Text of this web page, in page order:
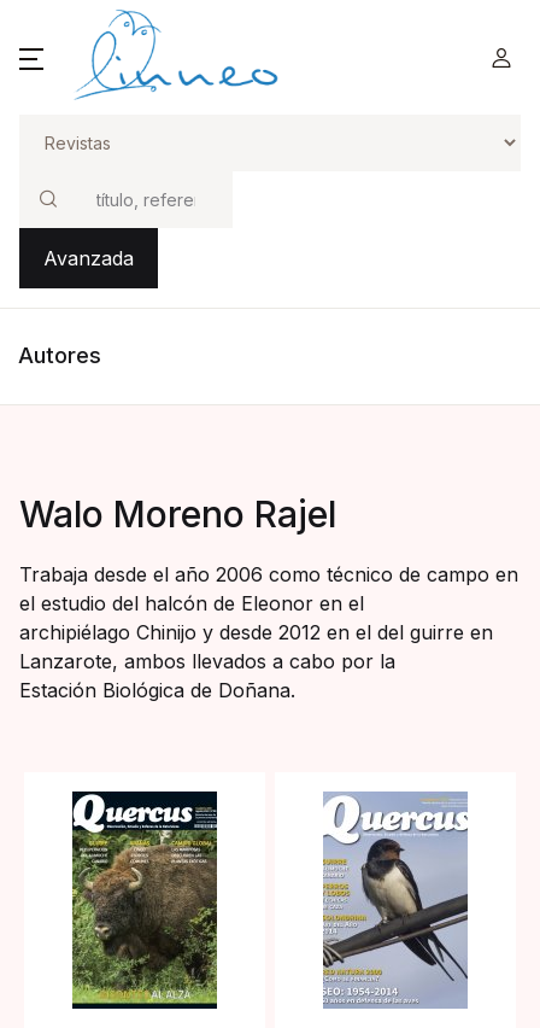
Buscar
Avanzada
Autores
Walo Moreno Rajel
Trabaja desde el año 2006 como técnico de campo en
el estudio del halcón de Eleonor en el
archipiélago Chinijo y desde 2012 en el del guirre en
Lanzarote, ambos llevados a cabo por la
Estación Biológica de Doñana.